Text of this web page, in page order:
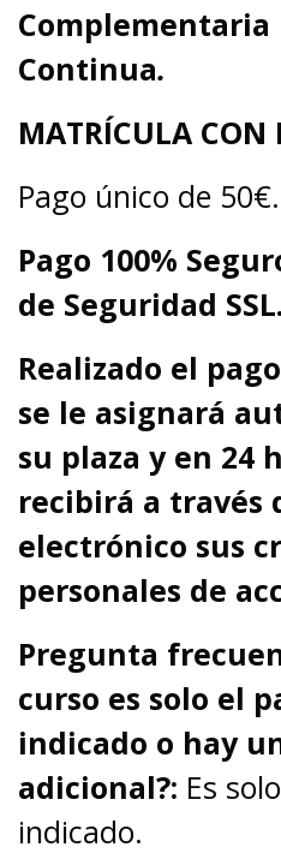
Continua.
MATRÍCULA CON
Pago único de 50€.
Pago 100%
de Seguridad SSL.
Realizado el
se le asignará
su plaza y en 24
recibirá a través
electrónico sus
personales de
Pregunta
curso es solo el
indicado o hay
adicional?: Es
indicado.